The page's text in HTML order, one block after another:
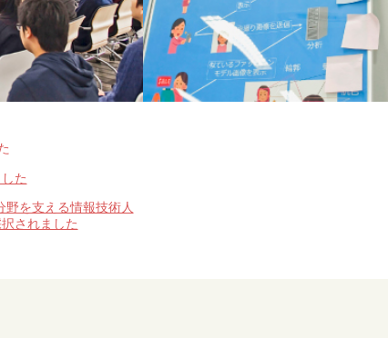
た
野を支える情報技術人
されました